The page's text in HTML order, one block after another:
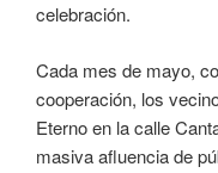
celebración.
Cada mes de mayo,
cooperación, los
Eterno en la calle
masiva afluencia de